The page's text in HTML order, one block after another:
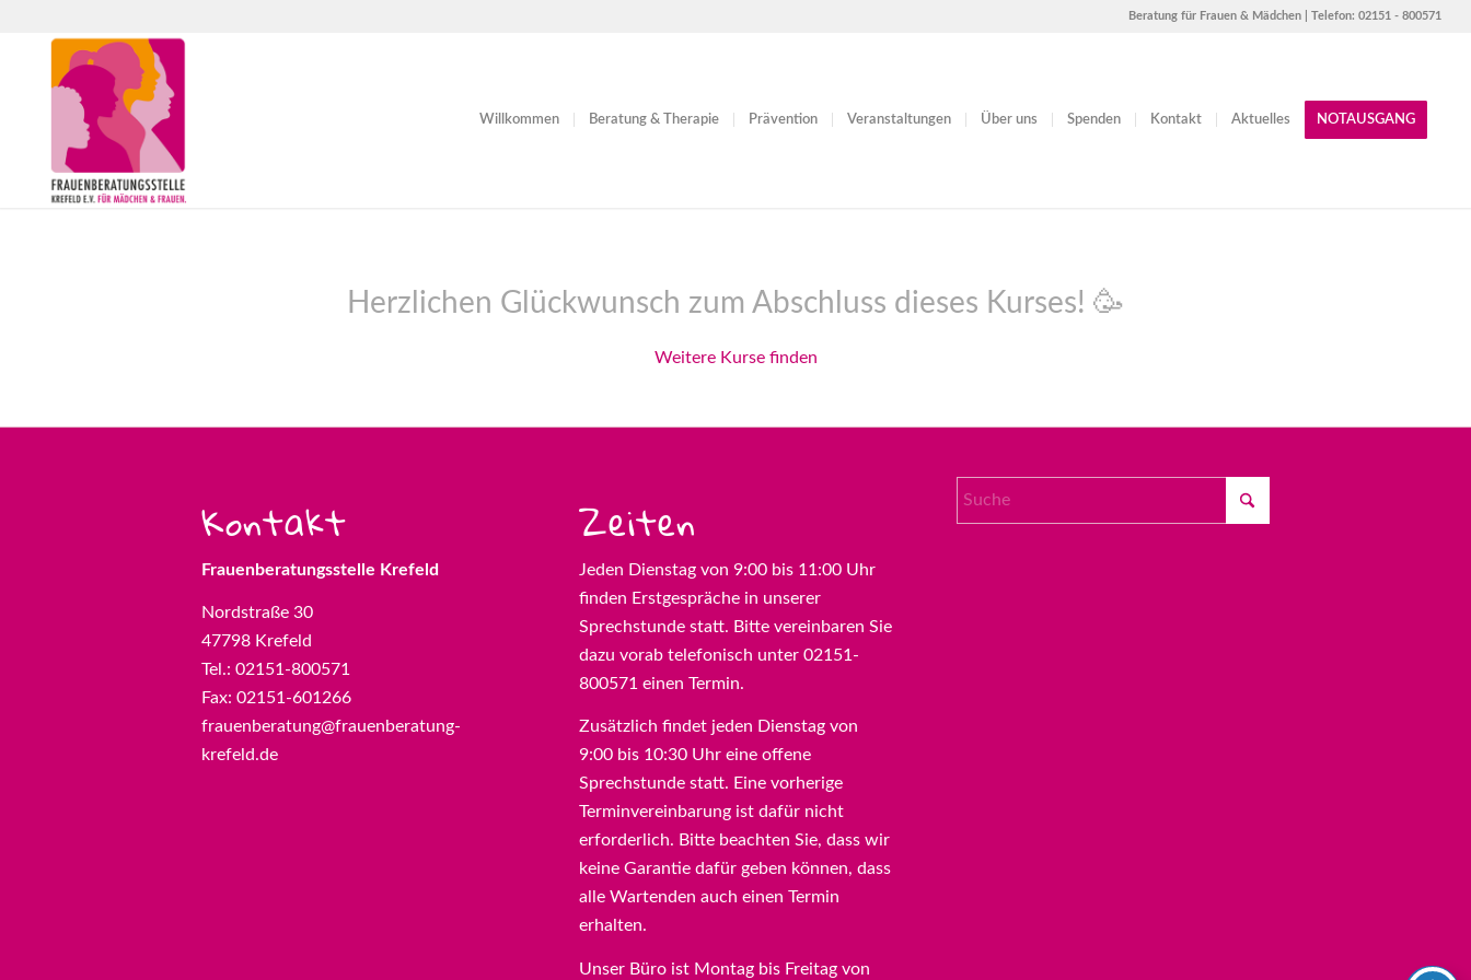
Beratung für Frauen & Mädchen | Telefon: 02151 - 800571
Willkommen Beratung & Therapie Prävention Veranstaltungen Über uns Spenden Kontakt Aktuelles NOTAUSGANG
Herzlichen Glückwunsch zum Abschluss dieses Kurses! 🥳
Weitere Kurse finden
Kontakt
Frauenberatungsstelle Krefeld
Nordstraße 30
47798 Krefeld
Tel.: 02151-800571
Fax: 02151-601266
frauenberatung@frauenberatung-
krefeld.de
Zeiten
Jeden Dienstag von 9:00 bis 11:00 Uhr
finden Erstgespräche in unserer
Sprechstunde statt. Bitte vereinbaren Sie
dazu vorab telefonisch unter 02151-
800571 einen Termin.
Zusätzlich findet jeden Dienstag von
9:00 bis 10:30 Uhr eine offene
Sprechstunde statt. Eine vorherige
Terminvereinbarung ist dafür nicht
erforderlich. Bitte beachten Sie, dass wir
keine Garantie dafür geben können, dass
alle Wartenden auch einen Termin
erhalten.
Unser Büro ist Montag bis Freitag von